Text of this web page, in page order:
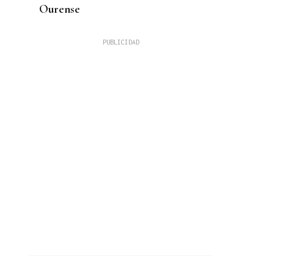
Ourense